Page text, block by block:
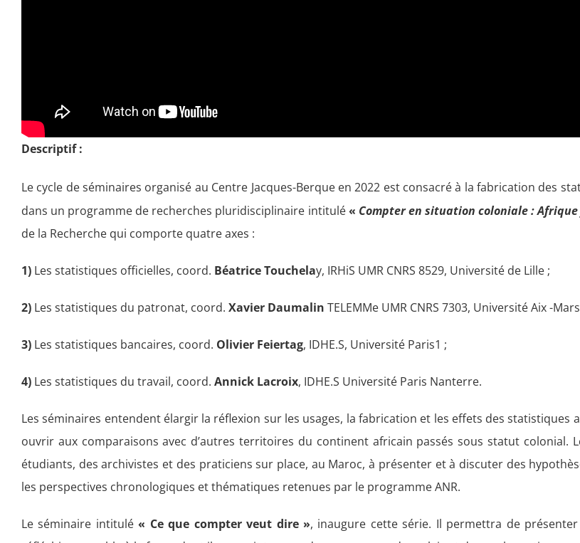
Descriptif :
Le cycle de séminaires organisé au Centre Jacques-Berque en 2022 est consacré à la fabrication des
dans un programme de recherches pluridisciplinaire intitulé« Compter en situation coloniale : Afrique
de la Recherche qui comporte quatre axes :
1) Les statistiques officielles, coord. Béatrice Touchelay, IRHiS UMR CNRS 8529, Université de Lille ;
2) Les statistiques du patronat, coord. Xavier Daumalin TELEMMe UMR CNRS 7303, Université Aix -
3) Les statistiques bancaires, coord. Olivier Feiertag, IDHE.S, Université Paris1 ;
4) Les statistiques du travail, coord. Annick Lacroix, IDHE.S Université Paris Nanterre.
Les séminaires entendent élargir la réflexion sur les usages, la fabrication et les effets des
ouvrir aux comparaisons avec d’autres territoires du continent africain passés sous statut
étudiants, des archivistes et des praticiens sur place, au Maroc, à présenter et à discuter des
les perspectives chronologiques et thématiques retenues par le programme ANR.
Le séminaire intitulé« Ce que compter veut dire », inaugure cette série. Il permettra de